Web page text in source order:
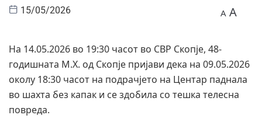
15/05/2026 A A
На 14.05.2026 во 19:30 часот во СВР Скопје, 48-
годишната М.Х. од Скопје пријави дека на 09.05.2026
околу 18:30 часот на подрачјето на Центар паднала
во шахта без капак и се здобила со тешка телесна
повреда.